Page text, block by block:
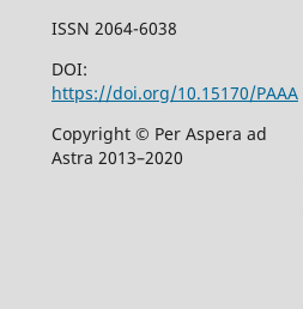
ISSN 2064-6038
DOI:
https://doi.org/10.15170/PAAA
Copyright © Per Aspera ad
Astra 2013–2020